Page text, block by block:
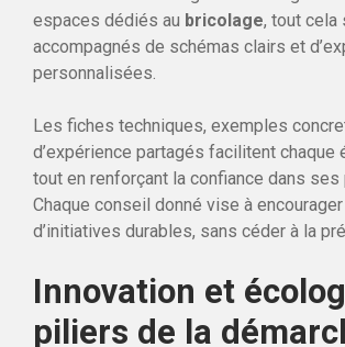
espaces dédiés au bricolage, tout cela
accompagnés de schémas clairs et
personnalisées.
Les fiches techniques, exemples
d’expérience partagés facilitent chaque
tout en renforçant la confiance dans ses
Chaque conseil donné vise à
d’initiatives durables, sans céder à la
Innovation et
piliers de la